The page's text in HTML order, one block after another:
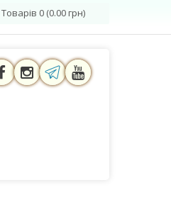
Товарів 0 (0.00 грн)